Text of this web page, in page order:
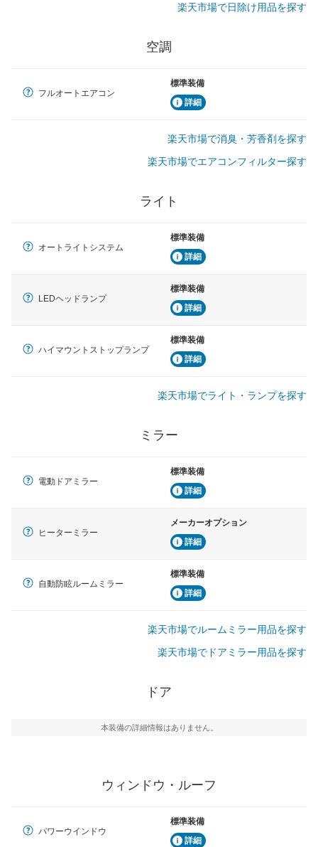
楽天市場で日除け用品を探す
空調
フルオートエアコン
標準装備
詳細
楽天市場で消臭・芳香剤を探す
楽天市場でエアコンフィルター探す
ライト
オートライトシステム
標準装備
詳細
LEDヘッドランプ
標準装備
詳細
ハイマウントストップランプ
標準装備
詳細
楽天市場でライト・ランプを探す
ミラー
電動ドアミラー
標準装備
詳細
ヒーターミラー
メーカーオプション
詳細
自動防眩ルームミラー
標準装備
詳細
楽天市場でルームミラー用品を探す
楽天市場でドアミラー用品を探す
ドア
本装備の詳細情報はありません。
ウィンドウ・ルーフ
パワーウインドウ
標準装備
詳細